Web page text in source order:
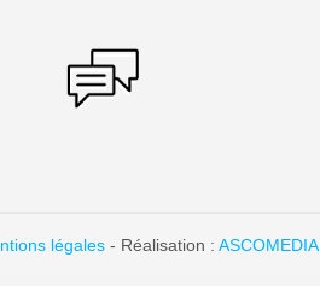
légales - Réalisation :ASCOMEDIA